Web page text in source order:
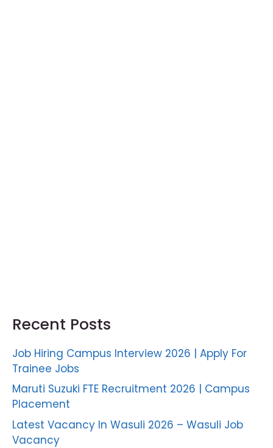
Recent Posts
Job Hiring Campus Interview 2026 | Apply For
Trainee Jobs
Maruti Suzuki FTE Recruitment 2026 | Campus
Placement
Latest Vacancy In Wasuli 2026 – Wasuli Job
Vacancy